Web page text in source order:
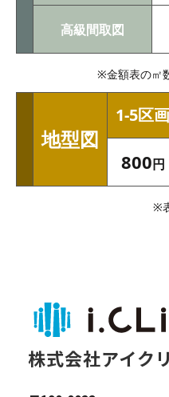
高級間取図
※金額表の㎡
地型図
1-5区画
800円
※
株式会社アイク